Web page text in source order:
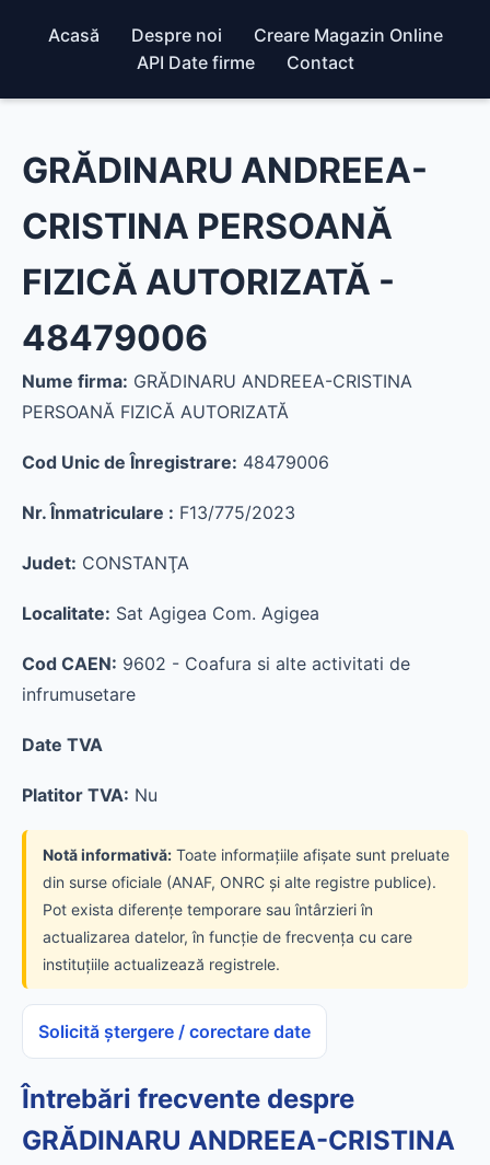
Acasă Despre noi
Creare Magazin Online
API Date firme
Contact
GRĂDINARU ANDREEA-
CRISTINA PERSOANĂ
FIZICĂ AUTORIZATĂ -
48479006
Nume firma: GRĂDINARU ANDREEA-CRISTINA
PERSOANĂ FIZICĂ AUTORIZATĂ
Cod Unic de Înregistrare: 48479006
Nr. Înmatriculare : F13/775/2023
Judet: CONSTANŢA
Localitate: Sat Agigea Com. Agigea
Cod CAEN: 9602 - Coafura si alte activitati de
infrumusetare
Date TVA
Platitor TVA: Nu
Notă informativă: Toate informațiile afișate sunt preluate
din surse oficiale (ANAF, ONRC și alte registre publice).
Pot exista diferențe temporare sau întârzieri în
actualizarea datelor, în funcție de frecvența cu care
instituțiile actualizează registrele.
Solicită ștergere / corectare date
Întrebări frecvente despre
GRĂDINARU ANDREEA-CRISTINA